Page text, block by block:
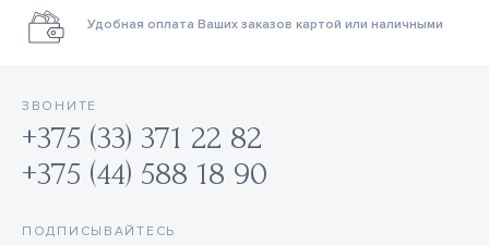
Удобная оплата Ваших заказов картой или наличными
ЗВОНИТЕ
+375 (33) 371 22 82
+375 (44) 588 18 90
ПОДПИСЫВАЙТЕСЬ